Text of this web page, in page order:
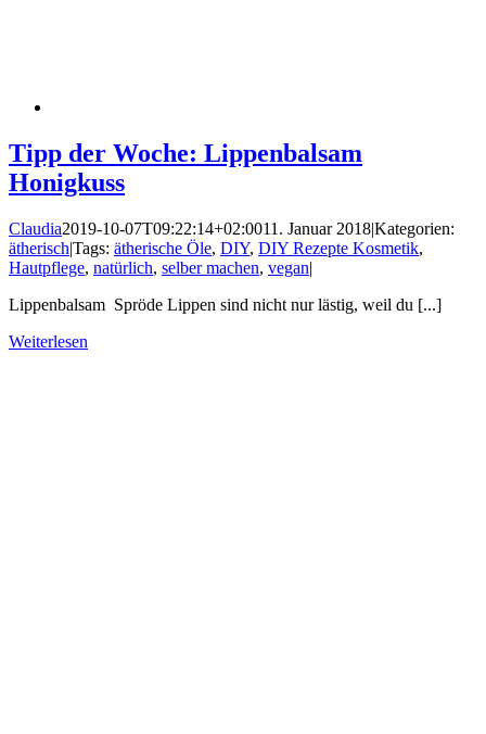
Tipp der Woche: Lippenbalsam
Honigkuss
Claudia2019-10-07T09:22:14+02:0011. Januar 2018|Kategorien:
ätherisch|Tags: ätherische Öle, DIY, DIY Rezepte Kosmetik,
Hautpflege, natürlich, selber machen, vegan|
Lippenbalsam Spröde Lippen sind nicht nur lästig, weil du [...]
Weiterlesen